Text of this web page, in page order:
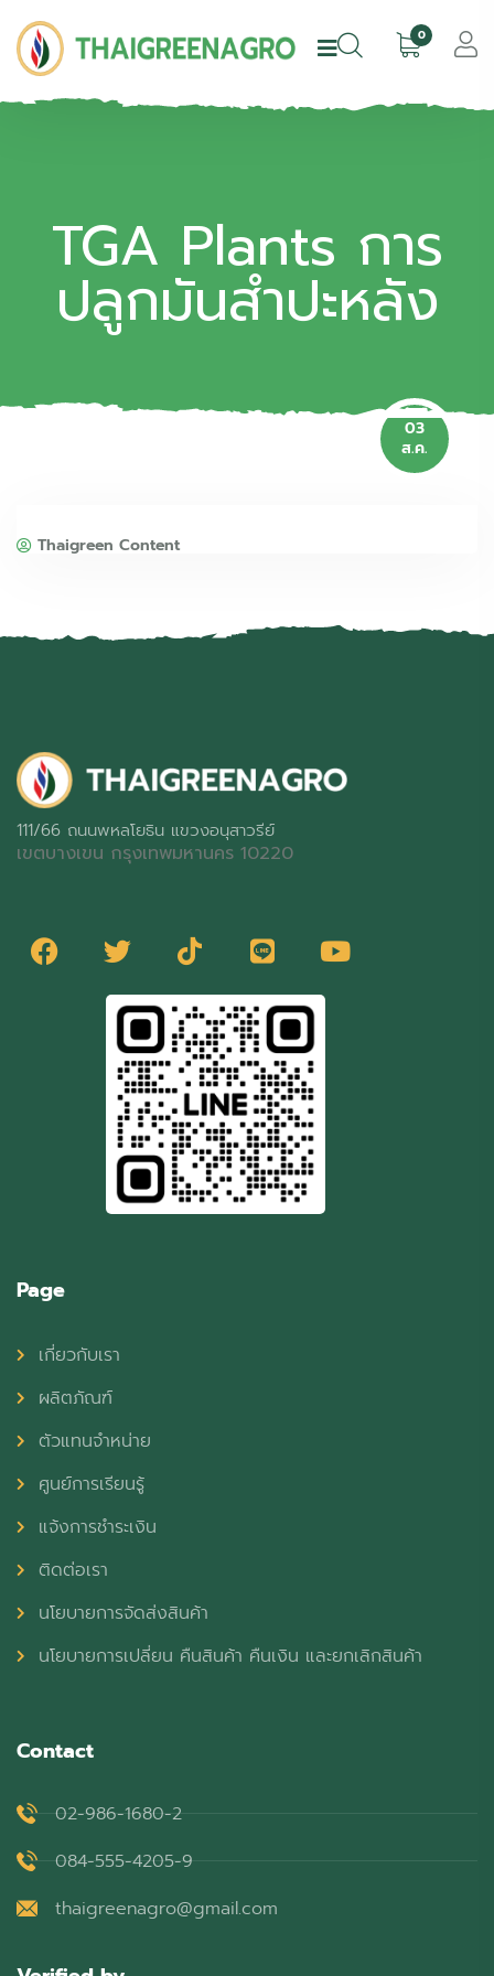
0
TGA Plants การ
ปลูกมันสำปะหลัง
03
ส.ค.
Thaigreen Content
111/66 ถนนพหลโยธิน แขวงอนุสาวรีย์
เขตบางเขน กรุงเทพมหานคร 10220
Page
เกี่ยวกับเรา
ผลิตภัณฑ์
ตัวแทนจำหน่าย
ศูนย์การเรียนรู้
แจ้งการชำระเงิน
ติดต่อเรา
นโยบายการจัดส่งสินค้า
นโยบายการเปลี่ยน คืนสินค้า คืนเงิน และยกเลิกสินค้า
Contact
02-986-1680-2
084-555-4205-9
thaigreenagro@gmail.com